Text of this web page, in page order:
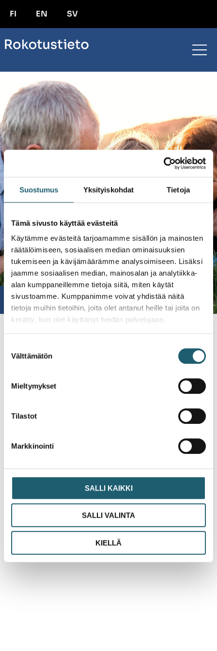
Suostumus Yksityiskohdat Tietoja
Tämä sivusto käyttää evästeitä
Käytämme evästeitä tarjoamamme sisällön ja mainosten
räätälöimiseen, sosiaalisen median ominaisuuksien
tukemiseen ja kävijämäärämme analysoimiseen. Lisäksi
jaamme sosiaalisen median, mainosalan ja analytiikka-
alan kumppaneillemme tietoja siitä, miten käytät
sivustoamme. Kumppanimme voivat yhdistää näitä
tietoja muihin tietoihin, joita olet antanut heille tai joita on
kerätty, kun olet käyttänyt heidän palvelujaan.
valinta
Välttämätön
Mieltymykset
Tilastot
Markkinointi
SALLI KAIKKI
SALLI VALINTA
KIELLÄ
FI EN SV
News
The Rokotustieto.fi website provides reliable information
about vaccines in an easy-to-understand way.
Targeted diseases
Basic information on vaccines